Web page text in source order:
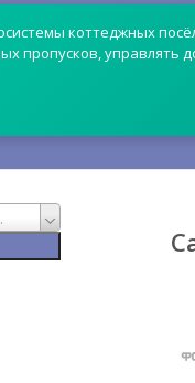
коттеджных
пропусков,